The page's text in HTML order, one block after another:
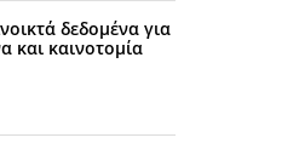
δεδομένα για
και καινοτομία